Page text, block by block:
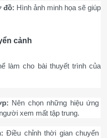
đồ: Hình ảnh minh họa sẽ giúp
cảnh
làm cho bài thuyết trình của
Nên chọn những hiệu ứng
xem mất tập trung.
Điều chỉnh thời gian chuyển